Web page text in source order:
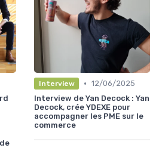
Interview • 12/06/2025
Interview de Yan Decock : Yan
Decock, crée YDEXE pour
accompagner les PME sur le
commerce